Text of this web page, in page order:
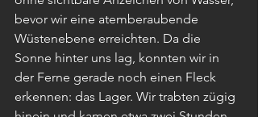
bevor wir eine atemberaubende
Wüstenebene erreichten. Da die
Sonne hinter uns lag, konnten wir in
der Ferne gerade noch einen Fleck
erkennen: das Lager. Wir trabten zügig